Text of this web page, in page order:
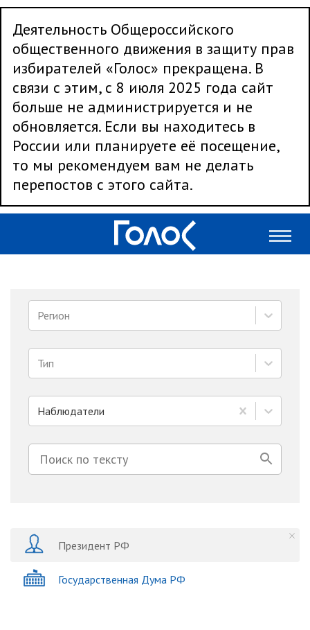
Деятельность Общероссийского
общественного движения в защиту прав
избирателей «Голос» прекращена. В
связи с этим, с 8 июля 2025 года сайт
больше не администрируется и не
обновляется. Если вы находитесь в
России или планируете её посещение,
то мы рекомендуем вам не делать
перепостов с этого сайта.
Регион
Тип
Наблюдатели
Президент РФ
Государственная Дума РФ